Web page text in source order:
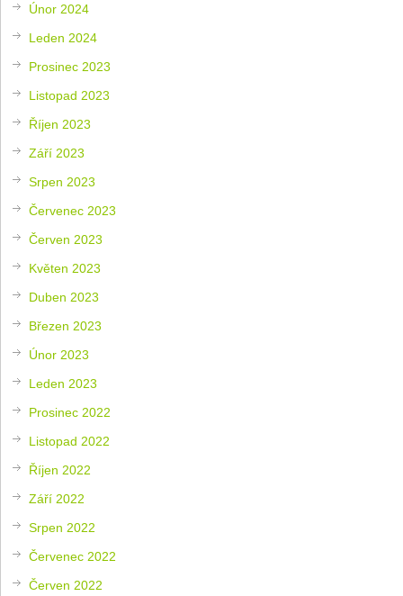
Únor 2024
Leden 2024
Prosinec 2023
Listopad 2023
Říjen 2023
Září 2023
Srpen 2023
Červenec 2023
Červen 2023
Květen 2023
Duben 2023
Březen 2023
Únor 2023
Leden 2023
Prosinec 2022
Listopad 2022
Říjen 2022
Září 2022
Srpen 2022
Červenec 2022
Červen 2022